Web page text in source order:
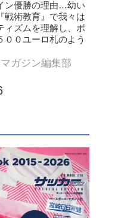
ン優勝の理由…幼い
戦術教育』で我々は
ィズムを理解し、ボ
００ユーロ札のよう
ガジン編集部